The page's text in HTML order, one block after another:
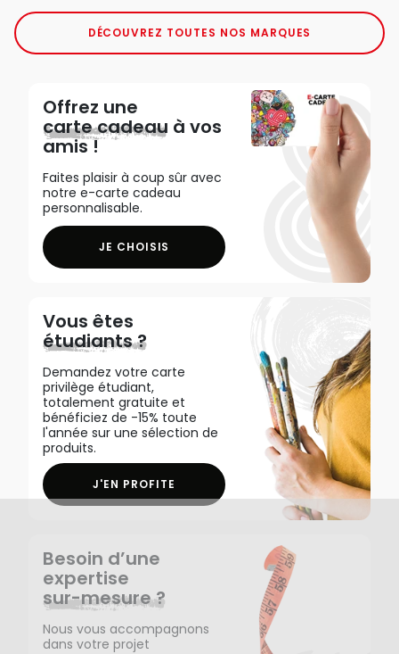
DÉCOUVREZ TOUTES NOS MARQUES
Offrez une
carte cadeau à vos
amis !
Faites plaisir à coup sûr avec
notre e-carte cadeau
personnalisable.
JE CHOISIS
Vous êtes
étudiants ?
Demandez votre carte
privilège étudiant,
totalement gratuite et
bénéficiez de -15% toute
l'année sur une sélection de
produits.
J'EN PROFITE
Besoin d’une
expertise
sur-mesure ?
Nous vous accompagnons
dans votre projet